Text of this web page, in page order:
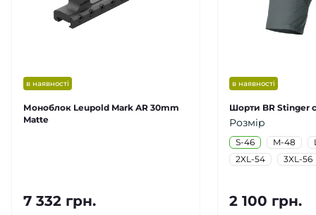
в наявності
Моноблок Leupold Mark AR 30mm
Matte
7 332 грн.
в наявності
Шорти BR Stinger
Розмір
S-46 M-48
2XL-54
3XL-56
2 100 грн.